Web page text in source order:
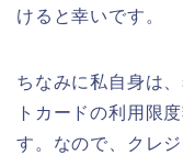
けると幸いです。
ちなみに私自身は
トカードの利用限
す。なので、クレ